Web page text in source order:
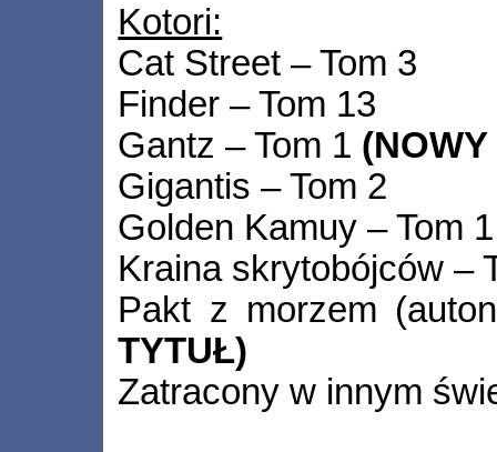
Kotori:
Cat Street – Tom 3
Finder – Tom 13
Gantz – Tom 1
Gigantis – Tom 2
Golden Kamuy – Tom
Kraina skrytobójców –
Pakt z morzem
TYTUŁ)
Zatracony w innym